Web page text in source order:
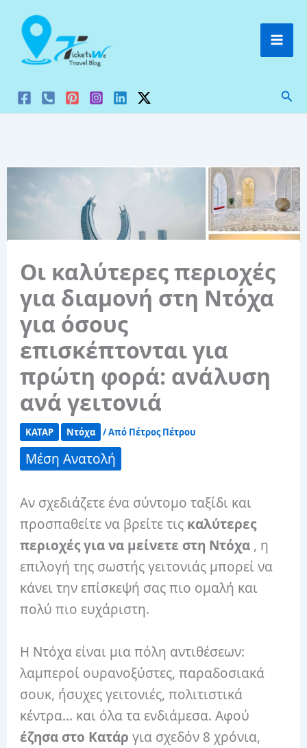
στο
περιεχόμενο
Οι καλύτερες περιοχές
για διαμονή στη Ντόχα
για όσους
επισκέπτονται για
πρώτη φορά: ανάλυση
ανά γειτονιά
ΚΑΤΑΡ Ντόχα / Από Πέτρος Πέτρου
Μέση Ανατολή
Αν σχεδιάζετε ένα σύντομο ταξίδι και
προσπαθείτε να βρείτε τις καλύτερες
περιοχές για να μείνετε στη Ντόχα , η
επιλογή της σωστής γειτονιάς μπορεί να
κάνει την επίσκεψή σας πιο ομαλή και
πολύ πιο ευχάριστη.
Η Ντόχα είναι μια πόλη αντιθέσεων:
λαμπεροί ουρανοξύστες, παραδοσιακά
σουκ, ήσυχες γειτονιές, πολιτιστικά
κέντρα… και όλα τα ενδιάμεσα. Αφού
έζησα στο Κατάρ για σχεδόν 8 χρόνια,